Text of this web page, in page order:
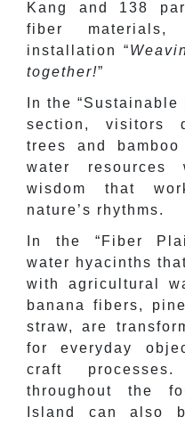
Kang and 138
fiber
installation “
together!”
In the
section, visitors
trees and
water resources
wisdom that
nature’s rhythms.
In the “Fiber
water hyacinths
with agricultural
banana fibers,
straw, are
for everyday
craft
throughout the
Island can also